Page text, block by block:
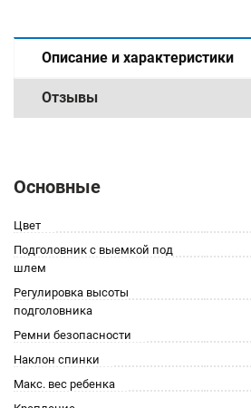
Описание и характеристики
Отзывы
Основные
Цвет
Подголовник с выемкой под
шлем
Регулировка высоты
подголовника
Ремни безопасности
Наклон спинки
Макс. вес ребенка